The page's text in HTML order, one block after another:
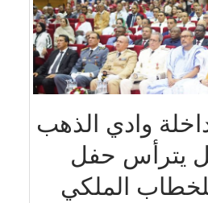
وادي الذهب
يترأس حفل
الملكي